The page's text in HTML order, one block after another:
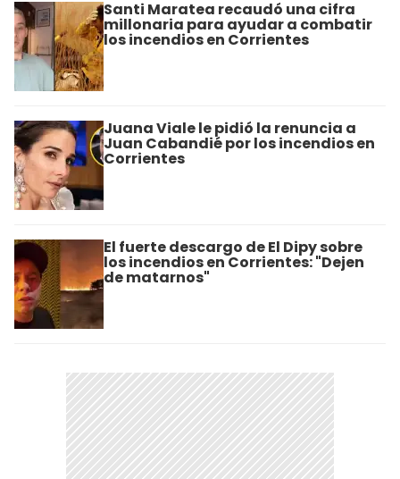
Santi Maratea recaudó una cifra
millonaria para ayudar a combatir
los incendios en Corrientes
Juana Viale le pidió la renuncia a
Juan Cabandié por los incendios en
Corrientes
El fuerte descargo de El Dipy sobre
los incendios en Corrientes: "Dejen
de matarnos"